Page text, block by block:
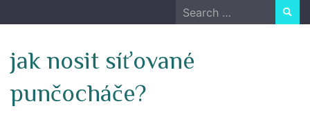
to
Search
for:
jak nosit síťované
punčocháče?